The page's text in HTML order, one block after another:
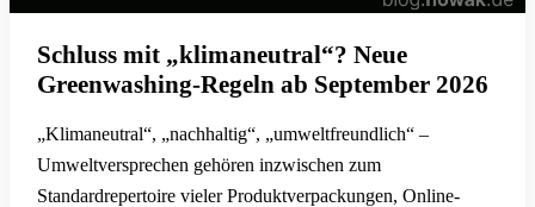
Schluss mit „klimaneutral“? Neue
Greenwashing-Regeln ab September 2026
„Klimaneutral“, „nachhaltig“, „umweltfreundlich“ –
Umweltversprechen gehören inzwischen zum
Standardrepertoire vieler Produktverpackungen, Online-